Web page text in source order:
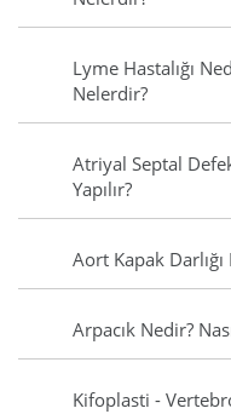
Lyme Hastalığı
Nelerdir?
Atriyal Septal
Yapılır?
Aort Kapak
Arpacık Nedir?
Kifoplasti -